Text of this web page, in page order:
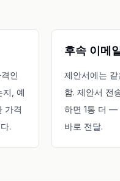
인
지, 예
가격
.
후속 이메
제안서에는
함. 제안서 전
하면 1통 더 —
바로 전달.